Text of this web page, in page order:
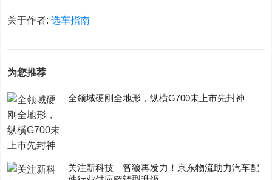
关于作者:选车指南
为您推荐
全领域硬刚全地形，纵横G700未上市先封神
关注新科技｜智狼再发力！京东物流助力汽车配